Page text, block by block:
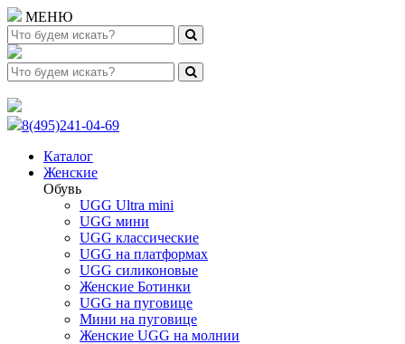
МЕНЮ
8(495)241-04-69
Каталог
Женские
Обувь
UGG Ultra mini
UGG мини
UGG классические
UGG на платформах
UGG силиконовые
Женские Ботинки
UGG на пуговице
Мини на пуговице
Женские UGG на молнии